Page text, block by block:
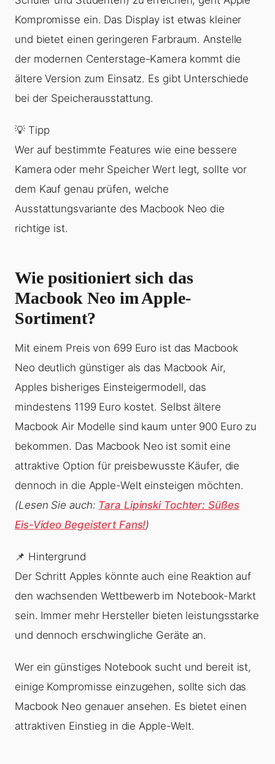
Kompromisse ein. Das Display ist etwas kleiner
und bietet einen geringeren Farbraum. Anstelle
der modernen Centerstage-Kamera kommt die
ältere Version zum Einsatz. Es gibt Unterschiede
bei der Speicherausstattung.
💡 Tipp
Wer auf bestimmte Features wie eine bessere
Kamera oder mehr Speicher Wert legt, sollte vor
dem Kauf genau prüfen, welche
Ausstattungsvariante des Macbook Neo die
richtige ist.
Wie positioniert sich das
Macbook Neo im Apple-
Sortiment?
Mit einem Preis von 699 Euro ist das Macbook
Neo deutlich günstiger als das Macbook Air,
Apples bisheriges Einsteigermodell, das
mindestens 1199 Euro kostet. Selbst ältere
Macbook Air Modelle sind kaum unter 900 Euro zu
bekommen. Das Macbook Neo ist somit eine
attraktive Option für preisbewusste Käufer, die
dennoch in die Apple-Welt einsteigen möchten.
(Lesen Sie auch: Tara Lipinski Tochter: Süßes
Eis-Video Begeistert Fans!)
📌 Hintergrund
Der Schritt Apples könnte auch eine Reaktion auf
den wachsenden Wettbewerb im Notebook-Markt
sein. Immer mehr Hersteller bieten leistungsstarke
und dennoch erschwingliche Geräte an.
Wer ein günstiges Notebook sucht und bereit ist,
einige Kompromisse einzugehen, sollte sich das
Macbook Neo genauer ansehen. Es bietet einen
attraktiven Einstieg in die Apple-Welt.